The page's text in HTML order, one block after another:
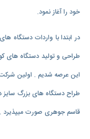
خود را آغاز نمود.
در ابتدا با واردات دستگاه
طراحی و تولید دستگاه های
این عرصه شدیم . اولین شرکت
طراح دستگاه های بزرگ
قاسم جوهری صورت میپذیرد .